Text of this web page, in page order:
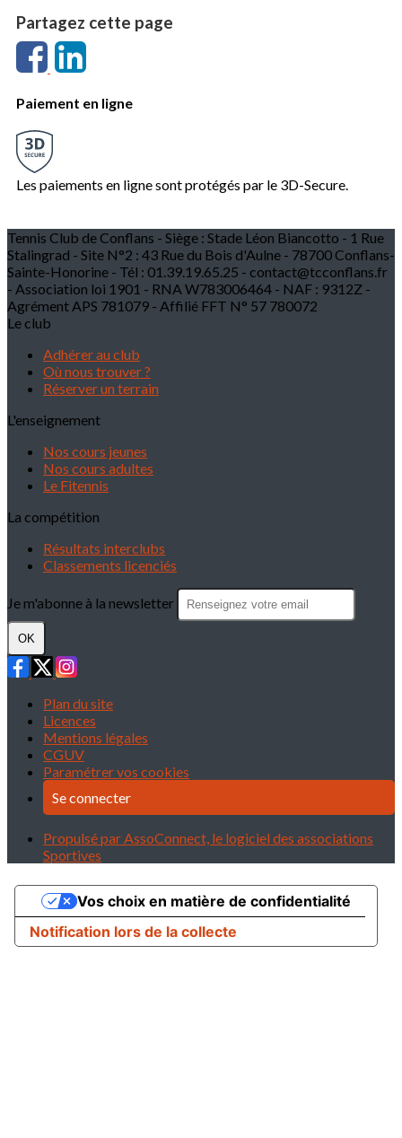
Partagez cette page
Paiement en ligne
Les paiements en ligne sont protégés par le 3D-Secure.
Tennis Club de Conflans - Siège : Stade Léon Biancotto - 1 Rue
Stalingrad - Site N°2 : 43 Rue du Bois d'Aulne - 78700 Conflans-
Sainte-Honorine - Tél : 01.39.19.65.25 - contact@tcconflans.fr
- Association loi 1901 - RNA W783006464 - NAF : 9312Z -
Agrément APS 781079 - Affilié FFT N° 57 780072
Le club
Adhérer au club
Où nous trouver ?
Réserver un terrain
L'enseignement
Nos cours jeunes
Nos cours adultes
Le Fitennis
La compétition
Résultats interclubs
Classements licenciés
Je m'abonne à la newsletter
OK
Plan du site
Licences
Mentions légales
CGUV
Paramétrer vos cookies
Se connecter
Propulsé par AssoConnect, le logiciel des associations
Sportives
Notification lors de la collecte
Vos choix en matière de confidentialité